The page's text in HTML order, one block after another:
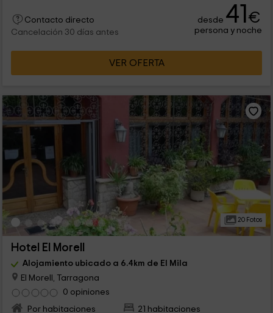
Contacto directo
Cancelación 30 días antes
desde 41€
persona y noche
VER OFERTA
20 Fotos
Hotel El Morell
Alojamiento ubicado a 6.4km de El Mila
El Morell, Tarragona
0 opiniones
Por habitaciones
21 habitaciones